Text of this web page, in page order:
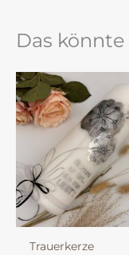
Das
Trauerkerze